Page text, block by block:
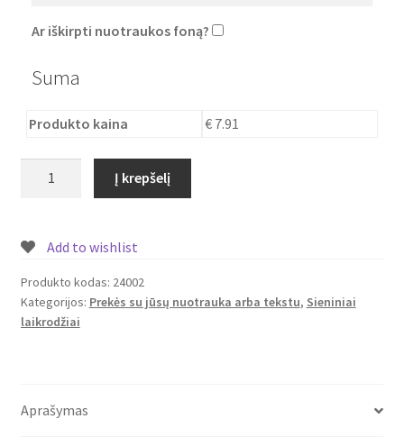
Ar iškirpti nuotraukos foną?
Suma
Produkto kaina € 7.91
širdelės
formos
su
jūsų
Į krepšelį
Add to wishlist
Produkto kodas: 24002
Kategorijos: Prekės su jūsų nuotrauka arba tekstu, Sieniniai
laikrodžiai
Aprašymas